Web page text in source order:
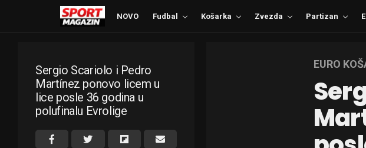
NOVO Fudbal Košarka Zvezda Partizan
Sergio Scariolo i Pedro
Martínez ponovo licem u
lice posle 36 godina u
polufinalu Evrolige
EURO